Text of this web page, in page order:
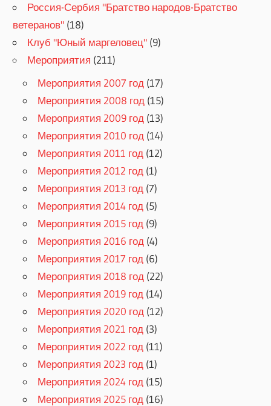
Россия-Сербия "Братство народов-Братство
ветеранов" (18)
Клуб "Юный маргеловец" (9)
Мероприятия (211)
Мероприятия 2007 год (17)
Мероприятия 2008 год (15)
Мероприятия 2009 год (13)
Мероприятия 2010 год (14)
Мероприятия 2011 год (12)
Мероприятия 2012 год (1)
Мероприятия 2013 год (7)
Мероприятия 2014 год (5)
Мероприятия 2015 год (9)
Мероприятия 2016 год (4)
Мероприятия 2017 год (6)
Мероприятия 2018 год (22)
Мероприятия 2019 год (14)
Мероприятия 2020 год (12)
Мероприятия 2021 год (3)
Мероприятия 2022 год (11)
Мероприятия 2023 год (1)
Мероприятия 2024 год (15)
Мероприятия 2025 год (16)